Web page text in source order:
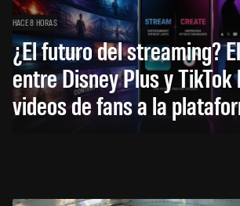
HACE 8 HORAS
¿El futuro del streaming?
entre Disney Plus y
videos de fans a la